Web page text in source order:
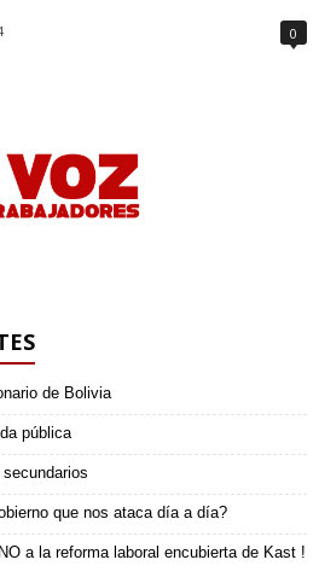
0
de Bolivia
pública
que nos ataca día a día?
a la reforma laboral encubierta de Kast !